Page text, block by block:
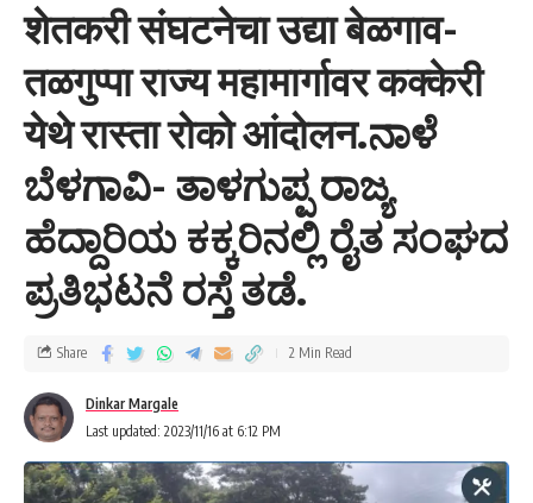
शेतकरी संघटनेचा उद्या बेळगाव-
तळगुप्पा राज्य महामार्गावर कक्केरी
येथे रास्ता रोको आंदोलन.ನಾಳೆ
ಬೆಳಗಾವಿ- ತಾಳಗುಪ್ಪ ರಾಜ್ಯ
ಹೆದ್ದಾರಿಯ ಕಕ್ಕರಿನಲ್ಲಿ ರೈತ ಸಂಘದ
ಪ್ರತಿಭಟನೆ ರಸ್ತೆ ತಡೆ.
Last updated: 2023/11/16 at 6:12 PM
Dinkar Margale
Share 2 Min Read